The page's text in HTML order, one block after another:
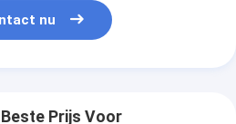
nu
Beste Prijs Voor